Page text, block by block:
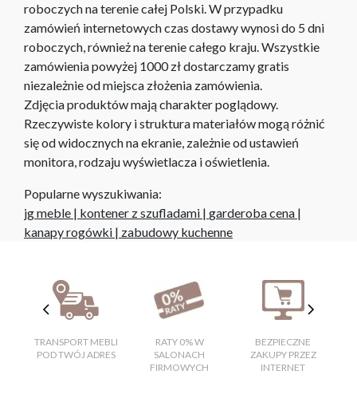
roboczych na terenie całej Polski. W przypadku
zamówień internetowych czas dostawy wynosi do 5 dni
roboczych, również na terenie całego kraju. Wszystkie
zamówienia powyżej 1000 zł dostarczamy gratis
niezależnie od miejsca złożenia zamówienia.
Zdjęcia produktów mają charakter poglądowy.
Rzeczywiste kolory i struktura materiałów mogą różnić
się od widocznych na ekranie, zależnie od ustawień
monitora, rodzaju wyświetlacza i oświetlenia.
Popularne wyszukiwania:
jg meble | kontener z szufladami | garderoba cena |
kanapy rogówki | zabudowy kuchenne
TRANSPORT MEBLI
POD TWÓJ ADRES
RATY 0% W
SALONACH
FIRMOWYCH
BEZPIECZNE
ZAKUPY PRZEZ
INTERNET